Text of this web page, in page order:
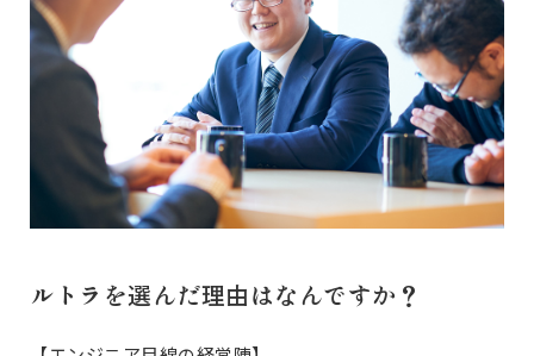
ルトラを選んだ理由はなんですか？